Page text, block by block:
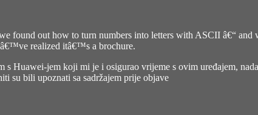
found out how to turn numbers into letters with ASCII â€“
realized itâ€™s a brochure.
s Huawei-jem koji mi je i osigurao vrijeme s ovim uređajem,
su bili upoznati sa sadržajem prije objave